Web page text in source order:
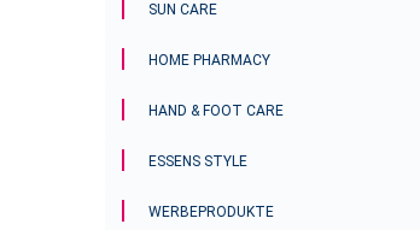
SUN CARE
HOME PHARMACY
HAND & FOOT CARE
ESSENS STYLE
WERBEPRODUKTE